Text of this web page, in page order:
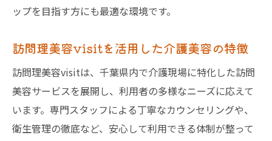
ップを目指す方にも最適な環境です。
訪問理美容visitを活用した介護美容の特徴
訪問理美容visitは、千葉県内で介護現場に特化した訪問
美容サービスを展開し、利用者の多様なニーズに応えて
います。専門スタッフによる丁寧なカウンセリングや、
衛生管理の徹底など、安心して利用できる体制が整って